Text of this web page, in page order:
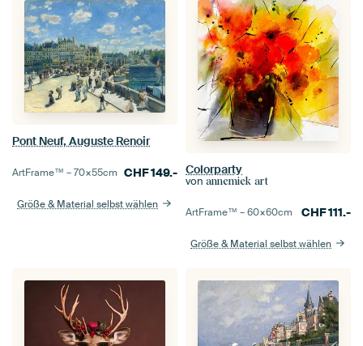
Pont Neuf, Auguste Renoir
ArtFrame™ –70×55cm CHF149.-
Größe & Material selbst wählen
Colorparty
von annemiek art
ArtFrame™ –60×60cm CHF111.-
Größe & Material selbst wählen